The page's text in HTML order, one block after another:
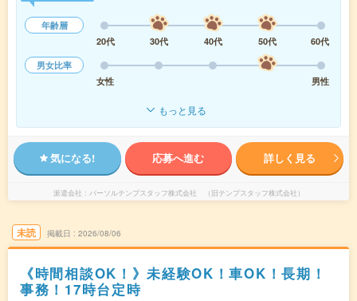
年齢層
20代
30代 40代 50代
60代
男女比率
女性
男性
もっと見る
気になる! 応募へ進む 詳しく見る
派遣会社 パーソルテンプスタッフ株式会社 （旧テンプスタッフ株式会社）
未読 掲載日 2026/08/06
《時間相談OK！》未経験OK！車OK！長期！
事務！17時台定時